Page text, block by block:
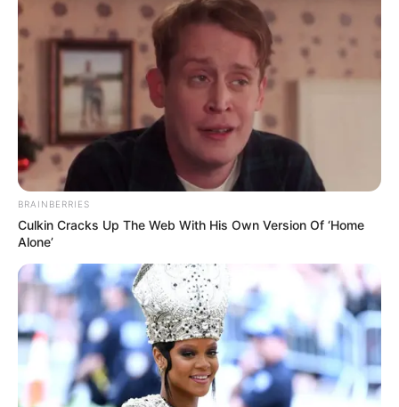
BRAINBERRIES
Culkin Cracks Up The Web With His Own Version Of ‘Home
Alone’